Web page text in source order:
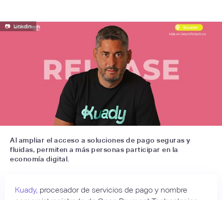
📷 Linkdln
Al ampliar el acceso a soluciones de pago seguras y
fluidas, permiten a más personas participar en la
economía digital.
Kuady, procesador de servicios de pago y nombre